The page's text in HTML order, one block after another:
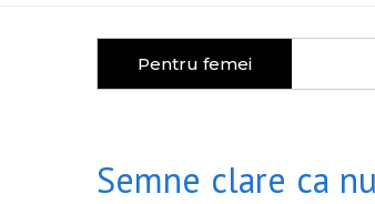
Pentru femei
Semne clare ca